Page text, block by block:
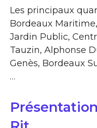
Les principaux
Bordeaux
Jardin Public,
Tauzin, Alphonse
Genès, Bordeaux
…